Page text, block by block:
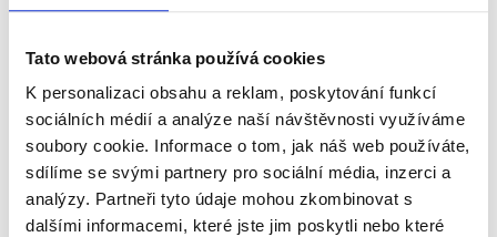
Tato webová stránka používá cookies
K personalizaci obsahu a reklam, poskytování funkcí
sociálních médií a analýze naší návštěvnosti využíváme
soubory cookie. Informace o tom, jak náš web používáte,
sdílíme se svými partnery pro sociální média, inzerci a
analýzy. Partneři tyto údaje mohou zkombinovat s
dalšími informacemi, které jste jim poskytli nebo které
nepravdy se zrovna v Česku šíří.
Newsletter WhatsApp
Sociální sítě